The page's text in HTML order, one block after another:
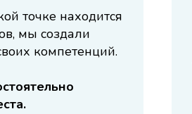
точке находится
мы создали
компетенций.